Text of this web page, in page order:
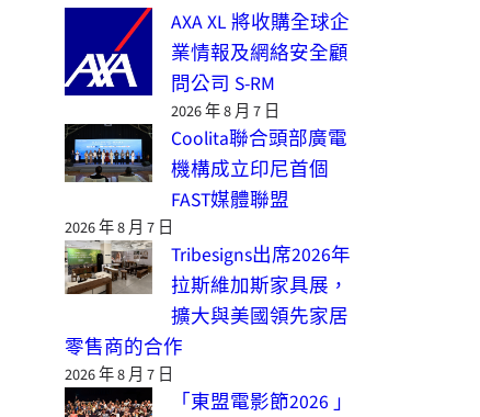
AXA XL 將收購全球企
業情報及網絡安全顧
問公司 S-RM
2026 年 8 月 7 日
Coolita聯合頭部廣電
機構成立印尼首個
FAST媒體聯盟
2026 年 8 月 7 日
Tribesigns出席2026年
拉斯維加斯家具展，
擴大與美國領先家居
零售商的合作
2026 年 8 月 7 日
「東盟電影節2026 」